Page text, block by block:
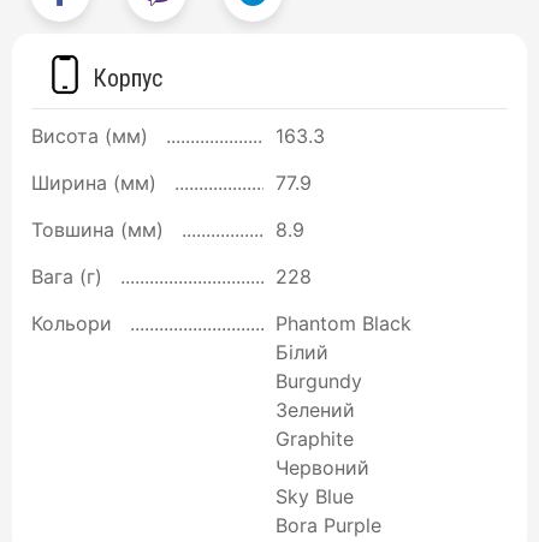
Корпус
Висота (мм)
163.3
Ширина (мм)
77.9
Товшина (мм)
8.9
Вага (г)
228
Кольори
Phantom Black
Білий
Burgundy
Зелений
Graphite
Червоний
Sky Blue
Bora Purple